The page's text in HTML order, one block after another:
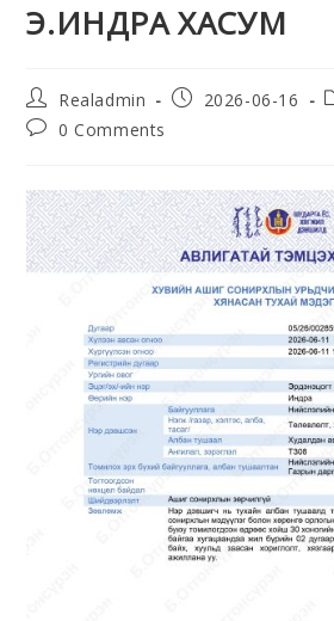
Э.ИНДРА ХАСУМ
Realadmin 2026-06-16
0 Comments